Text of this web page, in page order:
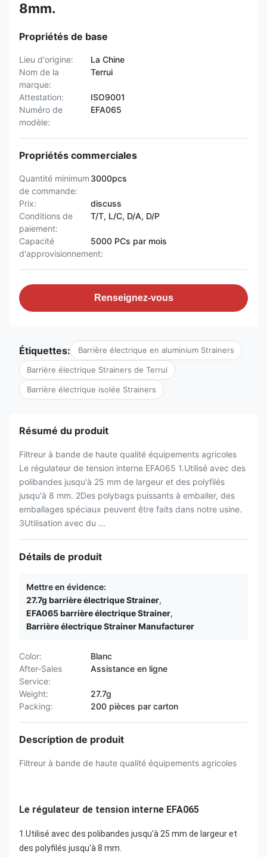
8mm.
Propriétés de base
Lieu d'origine:
La Chine
Nom de la
marque:
Terrui
Attestation:
ISO9001
Numéro de
modèle:
EFA065
Propriétés commerciales
Quantité minimum
de commande:
3000pcs
Prix:
discuss
Conditions de
paiement:
T/T, L/C, D/A, D/P
Capacité
d'approvisionnement:
5000 PCs par mois
Renseignez-vous
Étiquettes: Barrière électrique en aluminium Strainers
Barrière électrique Strainers de Terrui
Barrière électrique isolée Strainers
Résumé du produit
Filtreur à bande de haute qualité équipements agricoles
Le régulateur de tension interne EFA065 1.Utilisé avec des
polibandes jusqu'à 25 mm de largeur et des polyfilés
jusqu'à 8 mm. 2Des polybags puissants à emballer, des
emballages spéciaux peuvent être faits dans notre usine.
3Utilisation avec du ...
Détails de produit
Mettre en évidence:
27.7g barrière électrique Strainer,
EFA065 barrière électrique Strainer,
Barrière électrique Strainer Manufacturer
Color:
Blanc
After-Sales
Service:
Assistance en ligne
Weight:
27.7g
Packing:
200 pièces par carton
Description de produit
Filtreur à bande de haute qualité équipements agricoles
Le régulateur de tension interne EFA065
1.Utilisé avec des polibandes jusqu'à 25 mm de largeur et
des polyfilés jusqu'à 8 mm.